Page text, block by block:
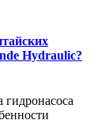
Hydraulic?